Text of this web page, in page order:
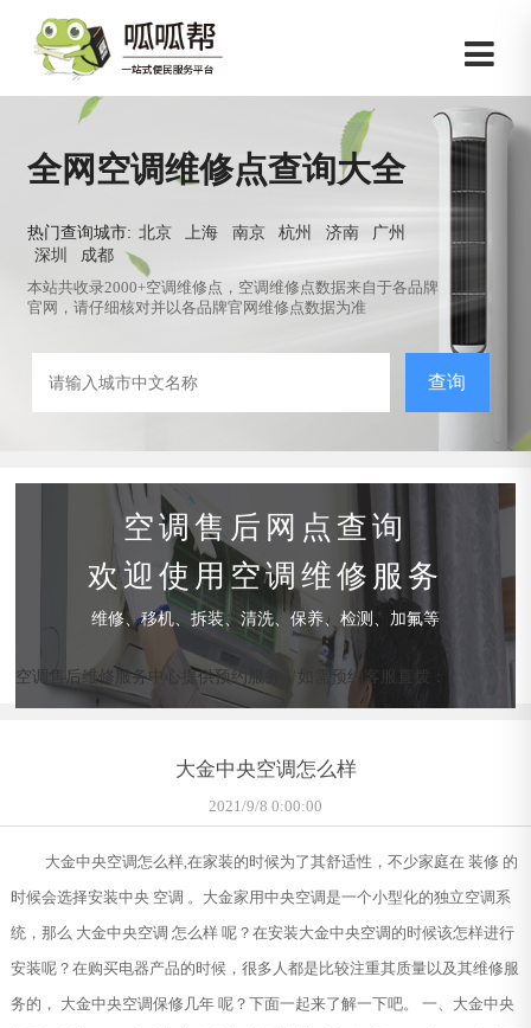
全网空调维修点查询大全
热门查询城市: 北京 上海 南京 杭州 济南
广州
深圳
成都
本站共收录2000+空调维修点，空调维修点数据来自于各品牌
官网，请仔细核对并以各品牌官网维修点数据为准
查询
空调售后网点查询
欢迎使用空调维修服务
维修、移机、拆装、清洗、保养、检测、加氟等
空调售后维修服务中心提供预约服务，如需预约客服直拨：
大金中央空调怎么样
2021/9/8 0:00:00
大金中央空调怎么样,在家装的时候为了其舒适性，不少家庭在 装修 的
时候会选择安装中央 空调 。大金家用中央空调是一个小型化的独立空调系
统，那么 大金中央空调 怎么样 呢？在安装大金中央空调的时候该怎样进行
安装呢？在购买电器产品的时候，很多人都是比较注重其质量以及其维修服
务的， 大金中央空调保修几年 呢？下面一起来了解一下吧。 一、大金中央